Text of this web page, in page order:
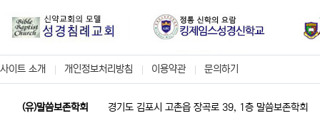
사이트 소개 개인정보처리방침 이용약관 문의하기
(유)말씀보존학회 경기도 김포시 고촌읍 장곡로 39, 1층 말씀보존학회